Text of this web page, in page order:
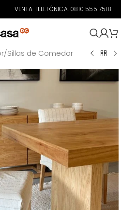
VENTA TELEFÓNICA: 0810 555 7518
/Sillas de Comedor